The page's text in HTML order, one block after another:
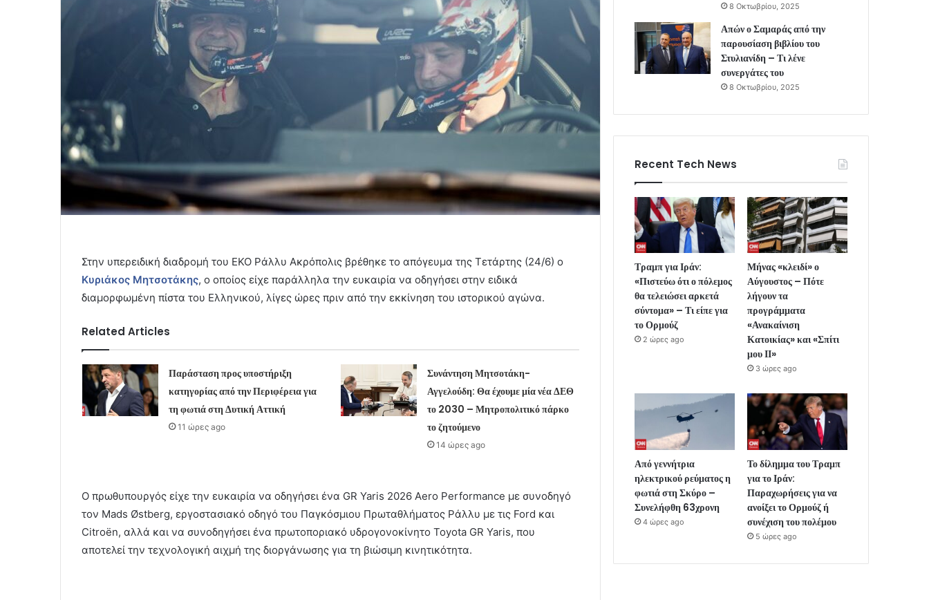
Στην υπερειδική διαδρομή του ΕΚΟ Ράλλυ Ακρόπολις βρέθηκε το απόγευμα της Τετάρτης (24/6) ο
Κυριάκος Μητσοτάκης, ο οποίος είχε παράλληλα την ευκαιρία να οδηγήσει στην ειδικά
διαμορφωμένη πίστα του Ελληνικού, λίγες ώρες πριν από την εκκίνηση του ιστορικού αγώνα.
Related Articles
Παράσταση προς υποστήριξη
κατηγορίας από την Περιφέρεια για
τη φωτιά στη Δυτική Αττική
11 ώρες ago
Συνάντηση Μητσοτάκη-
Αγγελούδη: Θα έχουμε μία νέα ΔΕΘ
το 2030 – Μητροπολιτικό πάρκο
το ζητούμενο
14 ώρες ago
Ο πρωθυπουργός είχε την ευκαιρία να οδηγήσει ένα GR Yaris 2026 Aero Performance με συνοδηγό
τον Mads Østberg, εργοστασιακό οδηγό του Παγκόσμιου Πρωταθλήματος Ράλλυ με τις Ford και
Citroën, αλλά και να συνοδηγήσει ένα πρωτοποριακό υδρογονοκίνητο Toyota GR Yaris, που
αποτελεί την τεχνολογική αιχμή της διοργάνωσης για τη βιώσιμη κινητικότητα.
8 Οκτωβρίου, 2025
Απών ο Σαμαράς από την
παρουσίαση βιβλίου του
Στυλιανίδη – Τι λένε
συνεργάτες του
8 Οκτωβρίου, 2025
Recent Tech News
Τραμπ για Ιράν:
«Πιστεύω ότι ο πόλεμος
θα τελειώσει αρκετά
σύντομα» – Τι είπε για
το Ορμούζ
2 ώρες ago
Μήνας «κλειδί» ο
Αύγουστος – Πότε
λήγουν τα
προγράμματα
«Ανακαίνιση
Κατοικίας» και «Σπίτι
μου ΙΙ»
3 ώρες ago
Από γεννήτρια
ηλεκτρικού ρεύματος η
φωτιά στη Σκύρο –
Συνελήφθη 63χρονη
4 ώρες ago
Το δίλημμα του Τραμπ
για το Ιράν:
Παραχωρήσεις για να
ανοίξει το Ορμούζ ή
συνέχιση του πολέμου
5 ώρες ago